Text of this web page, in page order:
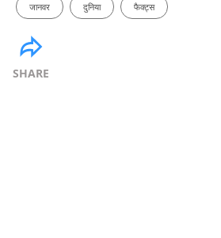
जानवर दुनिया फैक्ट्स
SHARE